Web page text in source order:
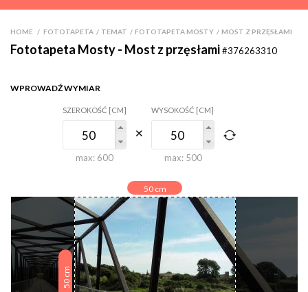
HOME FOTOTAPETA >TEMAT >FOTOTAPETA MOSTY >MOST Z PRZĘSŁAMI
Fototapeta Mosty - Most z przęsłami#376263310
50cm
50
cm
WPROWADŹ WYMIAR
SZEROKOŚĆ [CM]
max: 600
WYSOKOŚĆ [CM]
max: 500